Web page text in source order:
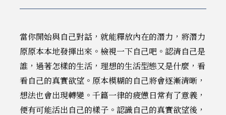
當你開始與自己對話，就能釋放內在的潛力，將潛力
原原本本地發揮出來。檢視一下自己吧。認清自己是
誰，過著怎樣的生活，理想的生活型態又是什麼，看
看自己的真實欲望。原本模糊的自己將會逐漸清晰，
想法也會出現轉變。千篇一律的疲憊日常有了意義，
便有可能活出自己的樣子。認識自己的真實欲望後，